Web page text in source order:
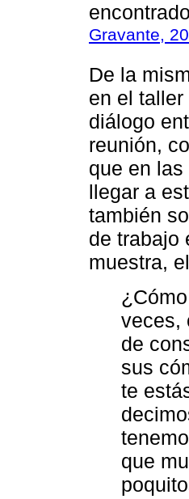
Gravante,
De la
en el
diálogo
reunión,
que en
llegar a
también
de trabajo
muestra,
veces,
de
sus
te
que